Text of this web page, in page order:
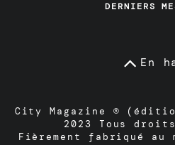
DERNIERS
En
City Magazine ®
2023 Tous
Fièrement fabriqué